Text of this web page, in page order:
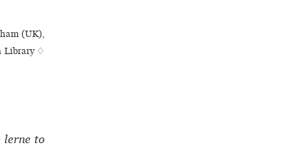
(UK),
Library ♢
lerne to